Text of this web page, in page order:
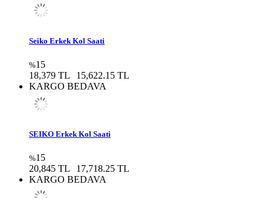
Seiko Erkek Kol Saati
%15
18,379 TL
15,622.15 TL
KARGO BEDAVA
SEIKO Erkek Kol Saati
%15
20,845 TL
17,718.25 TL
KARGO BEDAVA